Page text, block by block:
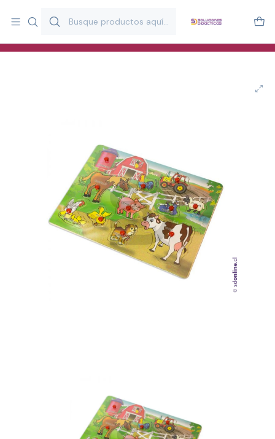
y estimulación infantil en Chile.
Especialistas en recursos educativos para aulas, terapeutas y